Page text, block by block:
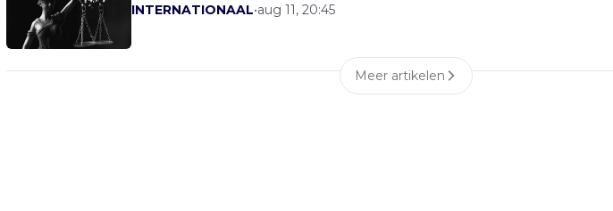
INTERNATIONAAL•aug 11, 20:45
Meer artikelen